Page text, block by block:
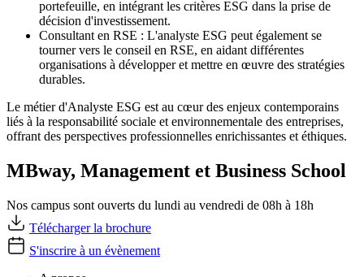
portefeuille, en intégrant les critères ESG dans la prise de
décision d'investissement.
Consultant en RSE : L'analyste ESG peut également se
tourner vers le conseil en RSE, en aidant différentes
organisations à développer et mettre en œuvre des stratégies
durables.
Le métier d'Analyste ESG est au cœur des enjeux contemporains
liés à la responsabilité sociale et environnementale des entreprises,
offrant des perspectives professionnelles enrichissantes et éthiques.
MBway, Management et Business School
Nos campus sont ouverts du lundi au vendredi de 08h à 18h
Télécharger la brochure
S'inscrire à un évènement